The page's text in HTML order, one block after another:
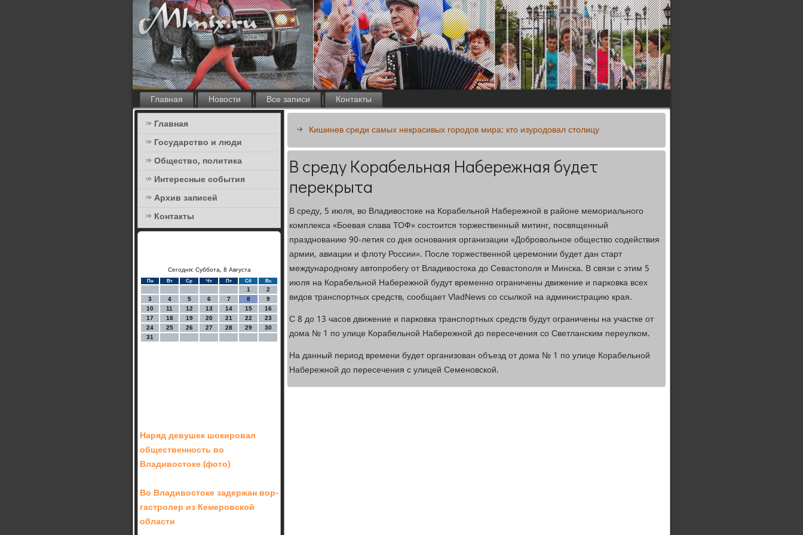
Главная Новости Все записи
Контакты
Главная
Государство и люди
Общество, политика
Интересные события
Архив записей
Контакты
Сегодня: Суббота, 8 Августа
Пн Вт Ср Чт Пт Сб Вс
1
2
3
4 5 6 7 8
9
10
11 12 13 14 15
16
17
18 19 20 21 22
23
24
25 26 27 28 29
30
31
Наряд девушек шокировал
общественность во
Владивостоке (фото)
Во Владивостоке задержан вор-
гастролер из Кемеровской
области
Кишинев среди самых некрасивых городов мира: кто изуродовал столицу
В среду Корабельная Набережная будет
перекрыта
В среду, 5 июля, во Владивостоке на Корабельной Набережной в районе мемориального
комплекса «Боевая слава ТОФ» состоится торжественный митинг, посвященный
празднованию 90-летия со дня основания организации «Добровольное общество содействия
армии, авиации и флоту России». После торжественной церемонии будет дан старт
международному автопробегу от Владивостока до Севастополя и Минска. В связи с этим 5
июля на Корабельной Набережной будут временно ограничены движение и парковка всех
видов транспортных средств, сообщает VladNews со ссылкой на администрацию края.
С 8 до 13 часов движение и парковка транспортных средств будут ограничены на участке от
дома № 1 по улице Корабельной Набережной до пересечения со Светланским переулком.
На данный период времени будет организован объезд от дома № 1 по улице Корабельной
Набережной до пересечения с улицей Семеновской.